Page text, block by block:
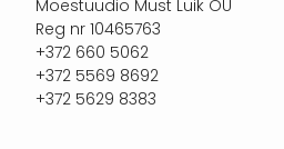
Moestuudio Must Luik OÜ
Reg nr 10465763
+372 660 5062
+372 5569 8692
+372 5629 8383